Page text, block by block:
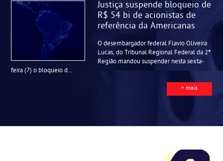
Justiça suspende bloqueio de
R$ 54 bi de acionistas de
referência da Americanas
O desembargador federal Flavio Oliveira
Lucas, do Tribunal Regional Federal da 2ª
Região mandou suspender nesta sexta-
feira (7) o bloqueio d...
+ mais